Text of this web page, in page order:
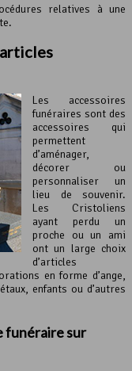
relatives à une
Les accessoires
funéraires sont des
accessoires qui
permettent
d’aménager,
décorer ou
personnaliser un
lieu de souvenir.
Les Cristoliens
ayant perdu un
proche ou un ami
ont un large choix
d’articles
en forme d’ange,
enfants ou d’autres
funéraire sur